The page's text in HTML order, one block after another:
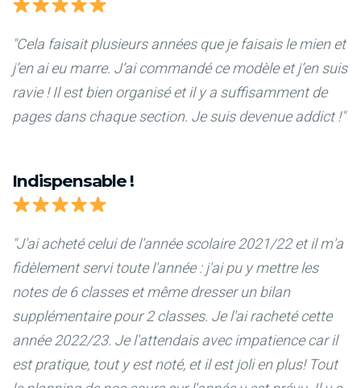
"Cela faisait plusieurs années que je faisais le mien et
j’en ai eu marre. J’ai commandé ce modèle et j’en suis
ravie ! Il est bien organisé et il y a suffisamment de
pages dans chaque section. Je suis devenue addict !"
Indispensable !
"J'ai acheté celui de l'année scolaire 2021/22 et il m'a
fidèlement servi toute l'année : j'ai pu y mettre les
notes de 6 classes et même dresser un bilan
supplémentaire pour 2 classes. Je l'ai racheté cette
année 2022/23. Je l'attendais avec impatience car il
est pratique, tout y est noté, et il est joli en plus! Tout